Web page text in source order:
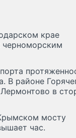
крае
черноморским
В районе
в
мосту
час.